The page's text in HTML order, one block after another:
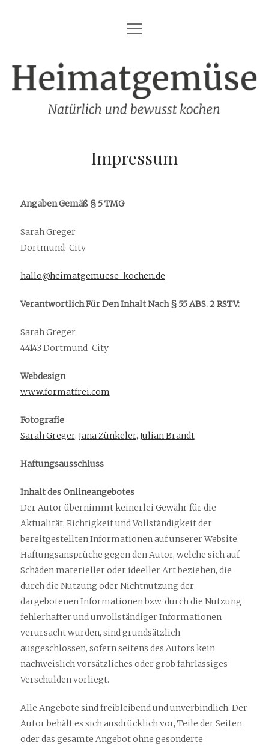
HEIMATGEMÜSE
DAS KOCHBUCH
FOODFOTOGRAFIE
KONTAKT
facebookpinterestinstagramamazon
Menü
öffnen
Heimatgemüse
Impressum
Angaben Gemäß § 5 TMG
Sarah Greger
Dortmund-City
hallo@heimatgemuese-kochen.de
Verantwortlich Für Den Inhalt Nach § 55 ABS. 2 RSTV:
Sarah Greger
44143 Dortmund-City
Webdesign
www.formatfrei.com
Fotografie
Sarah Greger, Jana Zünkeler, Julian Brandt
Haftungsausschluss
Inhalt des Onlineangebotes
Der Autor übernimmt keinerlei Gewähr für die
Aktualität, Richtigkeit und Vollständigkeit der
bereitgestellten Informationen auf unserer Website.
Haftungsansprüche gegen den Autor, welche sich auf
Schäden materieller oder ideeller Art beziehen, die
durch die Nutzung oder Nichtnutzung der
dargebotenen Informationen bzw. durch die Nutzung
fehlerhafter und unvollständiger Informationen
verursacht wurden, sind grundsätzlich
ausgeschlossen, sofern seitens des Autors kein
nachweislich vorsätzliches oder grob fahrlässiges
Verschulden vorliegt.
Alle Angebote sind freibleibend und unverbindlich. Der
Autor behält es sich ausdrücklich vor, Teile der Seiten
oder das gesamte Angebot ohne gesonderte